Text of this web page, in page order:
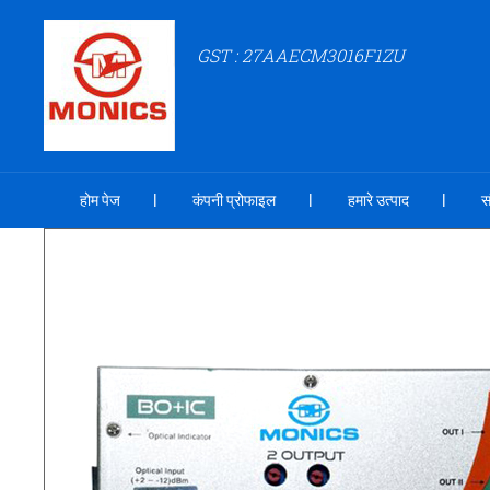
GST : 27AAECM3016F1ZU
होम पेज कंपनी प्रोफाइल हमारे उत्पाद